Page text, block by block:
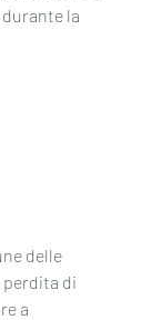
la
delle
di
a